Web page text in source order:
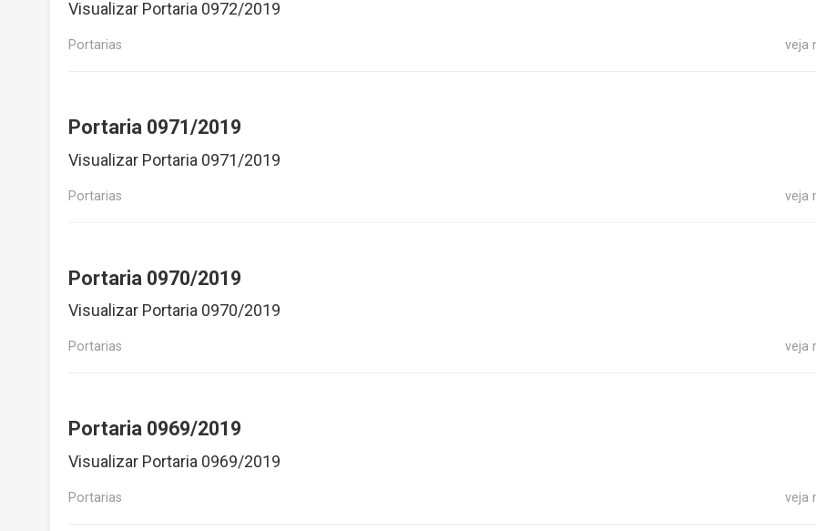
Visualizar Portaria 0972/2019
Portarias veja
Portaria 0971/2019
Visualizar Portaria 0971/2019
Portarias veja
Portaria 0970/2019
Visualizar Portaria 0970/2019
Portarias veja
Portaria 0969/2019
Visualizar Portaria 0969/2019
Portarias veja